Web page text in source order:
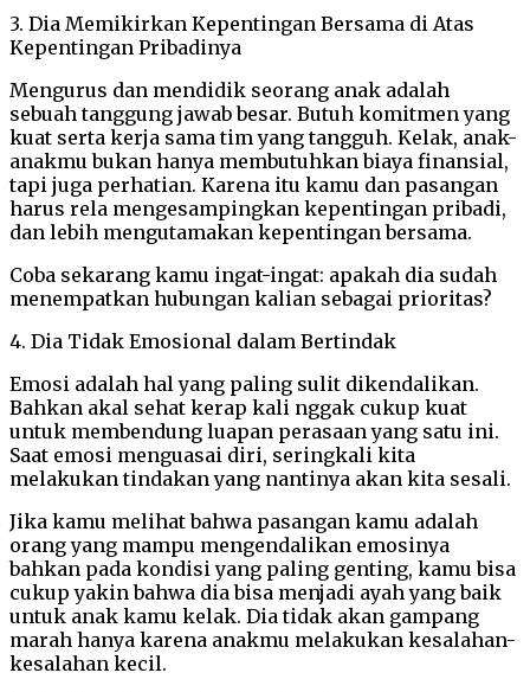
3. Dia Memikirkan Kepentingan Bersama di Atas
Kepentingan Pribadinya
Mengurus dan mendidik seorang anak adalah
sebuah tanggung jawab besar. Butuh komitmen yang
kuat serta kerja sama tim yang tangguh. Kelak, anak-
anakmu bukan hanya membutuhkan biaya finansial,
tapi juga perhatian. Karena itu kamu dan pasangan
harus rela mengesampingkan kepentingan pribadi,
dan lebih mengutamakan kepentingan bersama.
Coba sekarang kamu ingat-ingat: apakah dia sudah
menempatkan hubungan kalian sebagai prioritas?
4. Dia Tidak Emosional dalam Bertindak
Emosi adalah hal yang paling sulit dikendalikan.
Bahkan akal sehat kerap kali nggak cukup kuat
untuk membendung luapan perasaan yang satu ini.
Saat emosi menguasai diri, seringkali kita
melakukan tindakan yang nantinya akan kita sesali.
Jika kamu melihat bahwa pasangan kamu adalah
orang yang mampu mengendalikan emosinya
bahkan pada kondisi yang paling genting, kamu bisa
cukup yakin bahwa dia bisa menjadi ayah yang baik
untuk anak kamu kelak. Dia tidak akan gampang
marah hanya karena anakmu melakukan kesalahan-
kesalahan kecil.